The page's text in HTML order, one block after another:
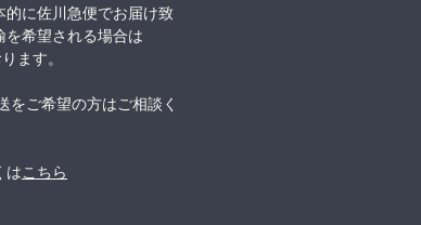
に佐川急便でお届け致
を希望される場合は
ます。
をご希望の方はご相談く
はこちら